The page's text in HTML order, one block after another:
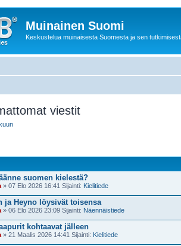
Muinainen Suomi
Keskustelua muinaisesta Suomesta ja sen
viestit
suomen kielestä?
» 07 Elo 2026 16:41 Sijainti: Kielitiede
ja Heyno löysivät toisensa
» 06 Elo 2026 23:09 Sijainti: Näennäistiede
kohtaavat jälleen
» 21 Maalis 2026 14:41 Sijainti: Kielitiede